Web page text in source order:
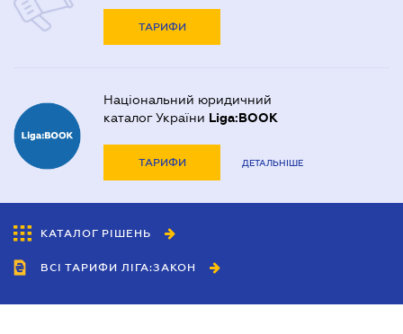
ТАРИФИ
Національний юридичний
каталог України Liga:BOOK
ТАРИФИ ДЕТАЛЬНІШЕ
КАТАЛОГ РІШЕНЬ
ВСІ ТАРИФИ ЛІГА:ЗАКОН